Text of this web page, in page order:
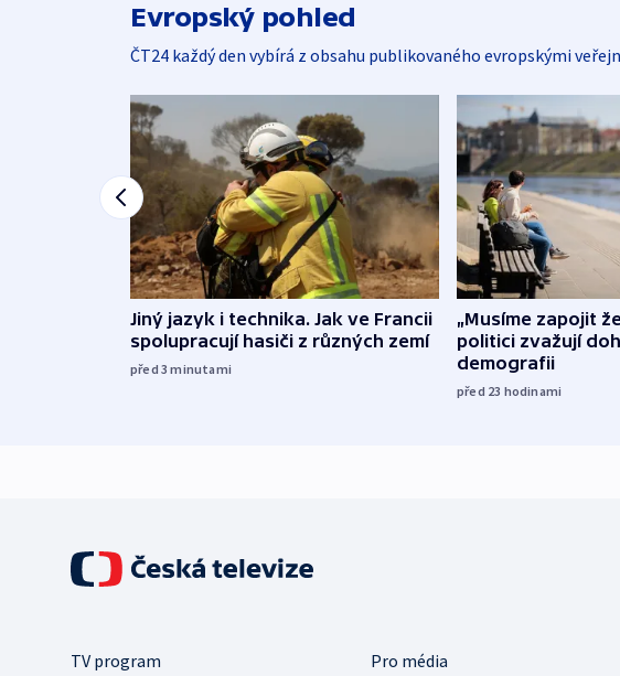
Evropský pohled
ČT24 každý den vybírá z obsahu publikovaného evropskými
Jiný jazyk i technika. Jak ve Francii
spolupracují hasiči z různých zemí
před 3minutami
„Musíme zapojit
politici zvažují
demografii
před 23 hodinami
TV program
Pro média